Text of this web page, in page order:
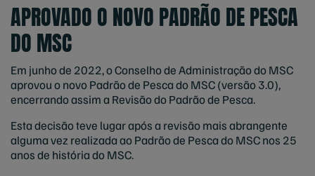
APROVADO O NOVO PADRÃO DE PESCA
DO MSC
Em junho de 2022, o Conselho de Administração do MSC
aprovou o novo Padrão de Pesca do MSC (versão 3.0),
encerrando assim a Revisão do Padrão de Pesca.
Esta decisão teve lugar após a revisão mais abrangente
alguma vez realizada ao Padrão de Pesca do MSC nos 25
anos de história do MSC.